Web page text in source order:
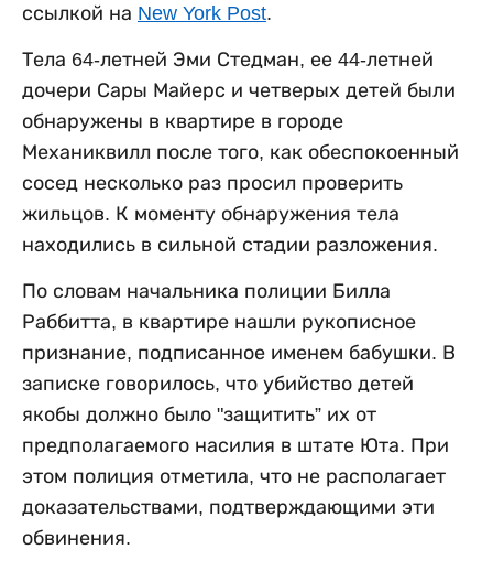
ссылкой на New York Post.
Тела 64-летней Эми Стедман, ее 44-летней
дочери Сары Майерс и четверых детей были
обнаружены в квартире в городе
Механиквилл после того, как обеспокоенный
сосед несколько раз просил проверить
жильцов. К моменту обнаружения тела
находились в сильной стадии разложения.
По словам начальника полиции Билла
Раббитта, в квартире нашли рукописное
признание, подписанное именем бабушки. В
записке говорилось, что убийство детей
якобы должно было "защитить” их от
предполагаемого насилия в штате Юта. При
этом полиция отметила, что не располагает
доказательствами, подтверждающими эти
обвинения.